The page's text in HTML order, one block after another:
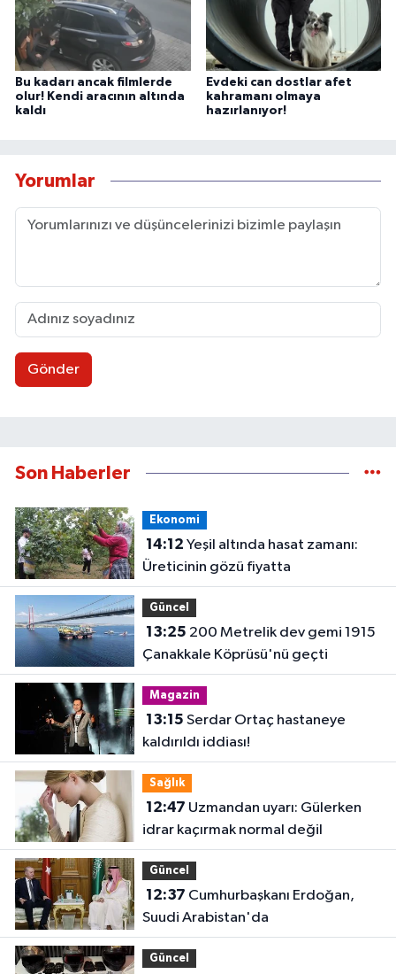
Bu kadarı ancak filmlerde
olur! Kendi aracının altında
kaldı
Evdeki can dostlar afet
kahramanı olmaya
hazırlanıyor!
Yorumlar
Gönder
Son Haberler
Ekonomi
14:12
Üreticinin gözü fiyatta
Güncel
13:25
Çanakkale Köprüsü'nü geçti
Magazin
13:15
kaldırıldı iddiası!
Sağlık
12:47
idrar kaçırmak normal değil
Güncel
12:37
Suudi Arabistan'da
Güncel